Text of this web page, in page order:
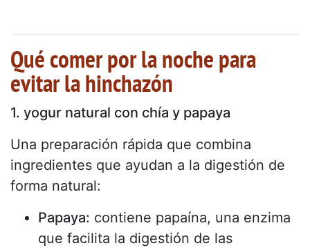
Qué comer por la noche para
evitar la hinchazón
1. yogur natural con chía y papaya
Una preparación rápida que combina
ingredientes que ayudan a la digestión de
forma natural:
Papaya: contiene papaína, una enzima
que facilita la digestión de las